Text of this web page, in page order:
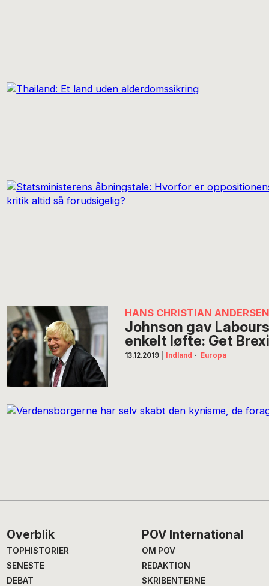
HANS CHRISTIAN ANDERSEN
Johnson gav
enkelt løfte: Get
13.12.2019 Indland · Europa
Footer
Overblik
TOPHISTORIER
SENESTE
DEBAT
POV International
OM POV
REDAKTION
SKRIBENTERNE